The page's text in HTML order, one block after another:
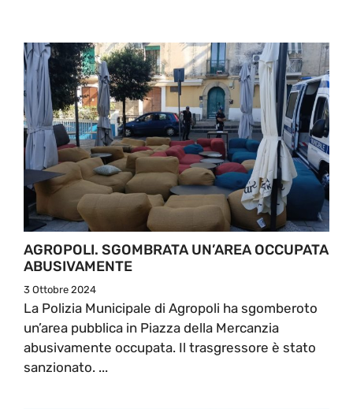
AGROPOLI. SGOMBRATA UN’AREA OCCUPATA
ABUSIVAMENTE
3 Ottobre 2024
La Polizia Municipale di Agropoli ha sgomberoto
un’area pubblica in Piazza della Mercanzia
abusivamente occupata. Il trasgressore è stato
sanzionato. ...